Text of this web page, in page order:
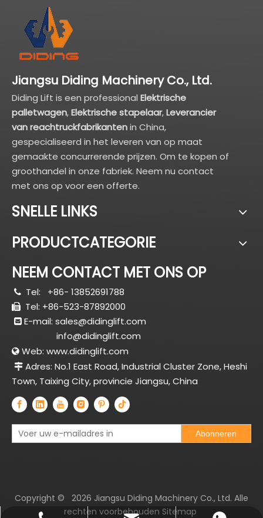
Jiangsu Diding Machinery Co., Ltd.
Diding Lift is een professional Elektrische
palletwagen,Elektrische stapelaar,Leverancier
van reachtruckfabrikantenin China,
gespecialiseerd in het leveren van op maat
gemaakte concurrerende prijzen. Om te kopen of
groothandel in onze fabriek. Neem nu contact
met ons op voor een offerte.
SNELLE LINKS
PRODUCTCATEGORIE
NEEM CONTACT MET ONS OP
 Tel: +86- 13852691788
 Tel: +86-523-87892000
 E-mail: sales@didinglift.com
info@didinglift.com
 Web: www.didinglift.com
 Adres: No.1 East Road, Industrial Cluster Zone, Heshi
Town, Taixing City, provincie Jiangsu, China
Abonneren
Copyright © 2026 Jiangsu Diding Machinery Co., Ltd. Alle
rechten voorbehouden Sitemap